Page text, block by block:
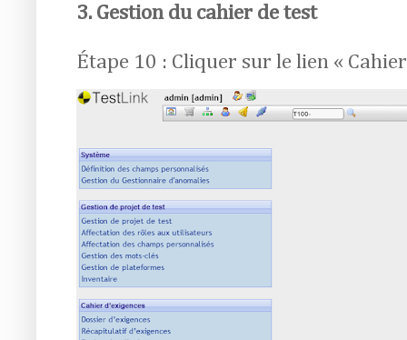
3. Gestion du cahier de test
Étape 10 : Cliquer sur le lien «